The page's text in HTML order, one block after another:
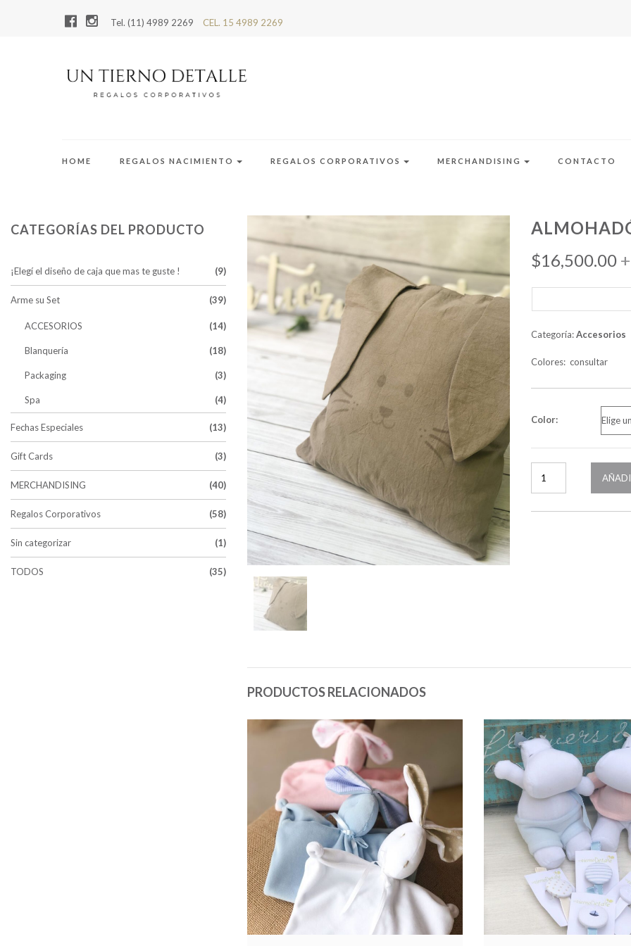
Tel. (11) 4989 2269 CEL. 15 4989 2269
HOME REGALOS NACIMIENTO REGALOS CORPORATIVOS MERCHANDISING CONTACTO
CATEGORÍAS DEL PRODUCTO
¡Elegí el diseño de caja que mas te guste ! (9)
Arme su Set (39)
ACCESORIOS (14)
Blanquería (18)
Packaging (3)
Spa (4)
Fechas Especiales (13)
Gift Cards (3)
MERCHANDISING (40)
Regalos Corporativos (58)
Sin categorizar (1)
TODOS (35)
$16,500.00
Categoría:Accesorios
Colores: consultar
Color:
PRODUCTOS RELACIONADOS